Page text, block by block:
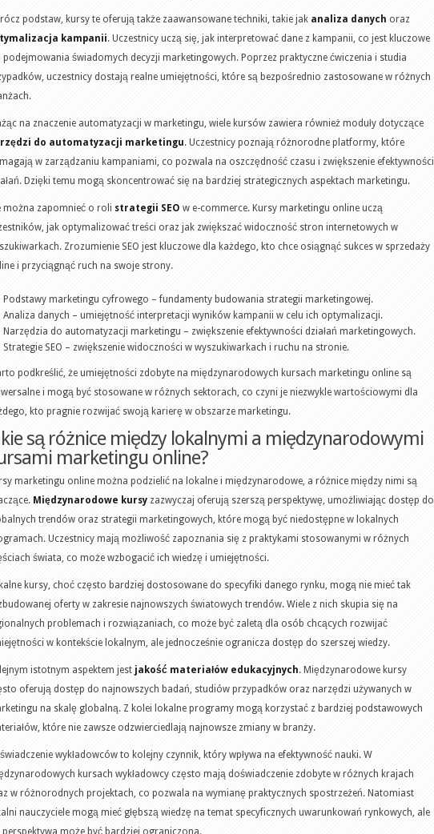
podstaw, kursy te oferują także zaawansowane techniki, takie jak analiza danych oraz
kampanii. Uczestnicy uczą się, jak interpretować dane z kampanii, co jest kluczowe
podejmowania świadomych decyzji marketingowych. Poprzez praktyczne ćwiczenia i studia
uczestnicy dostają realne umiejętności, które są bezpośrednio zastosowane w różnych
na znaczenie automatyzacji w marketingu, wiele kursów zawiera również moduły dotyczące
do automatyzacji marketingu. Uczestnicy poznają różnorodne platformy, które
w zarządzaniu kampaniami, co pozwala na oszczędność czasu i zwiększenie efektywności
Dzięki temu mogą skoncentrować się na bardziej strategicznych aspektach marketingu.
można zapomnieć o roli strategii SEO w e-commerce. Kursy marketingu online uczą
jak optymalizować treści oraz jak zwiększać widoczność stron internetowych w
Zrozumienie SEO jest kluczowe dla każdego, kto chce osiągnąć sukces w sprzedaży
i przyciągnąć ruch na swoje strony.
Podstawy marketingu cyfrowego – fundamenty budowania strategii marketingowej.
Analiza danych – umiejętność interpretacji wyników kampanii w celu ich optymalizacji.
Narzędzia do automatyzacji marketingu – zwiększenie efektywności działań marketingowych.
Strategie SEO – zwiększenie widoczności w wyszukiwarkach i ruchu na stronie.
podkreślić, że umiejętności zdobyte na międzynarodowych kursach marketingu online są
i mogą być stosowane w różnych sektorach, co czyni je niezwykle wartościowymi dla
kto pragnie rozwijać swoją karierę w obszarze marketingu.
są różnice między lokalnymi a międzynarodowymi
marketingu online?
marketingu online można podzielić na lokalne i międzynarodowe, a różnice między nimi są
Międzynarodowe kursy zazwyczaj oferują szerszą perspektywę, umożliwiając dostęp do
trendów oraz strategii marketingowych, które mogą być niedostępne w lokalnych
Uczestnicy mają możliwość zapoznania się z praktykami stosowanymi w różnych
świata, co może wzbogacić ich wiedzę i umiejętności.
kursy, choć często bardziej dostosowane do specyfiki danego rynku, mogą nie mieć tak
oferty w zakresie najnowszych światowych trendów. Wiele z nich skupia się na
problemach i rozwiązaniach, co może być zaletą dla osób chcących rozwijać
w kontekście lokalnym, ale jednocześnie ogranicza dostęp do szerszej wiedzy.
istotnym aspektem jest jakość materiałów edukacyjnych. Międzynarodowe kursy
oferują dostęp do najnowszych badań, studiów przypadków oraz narzędzi używanych w
na skalę globalną. Z kolei lokalne programy mogą korzystać z bardziej podstawowych
które nie zawsze odzwierciedlają najnowsze zmiany w branży.
wykładowców to kolejny czynnik, który wpływa na efektywność nauki. W
kursach wykładowcy często mają doświadczenie zdobyte w różnych krajach
w różnorodnych projektach, co pozwala na wymianę praktycznych spostrzeżeń. Natomiast
nauczyciele mogą mieć głębszą wiedzę na temat specyficznych uwarunkowań rynkowych, ale
perspektywa może być bardziej ograniczona.